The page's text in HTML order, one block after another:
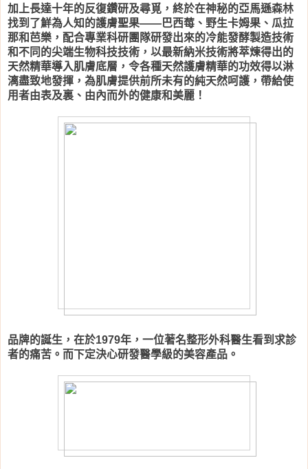
加上長達十年的反復鑽研及尋覓，終於在神秘的亞馬遜森林
找到了鮮為人知的護膚聖果——巴西莓、野生卡姆果、瓜拉
那和芭樂，配合專業科研團隊研發出來的冷能發酵製造技術
和不同的尖端生物科技技術，以最新納米技術將萃煉得出的
天然精華導入肌膚底層，令各種天然護膚精華的功效得以淋
漓盡致地發揮，為肌膚提供前所未有的純天然呵護，帶給使
用者由表及裏、由內而外的健康和美麗！
品牌的誕生，在於1979年，一位著名整形外科醫生看到求診
者的痛苦。而下定決心研發醫學級的美容產品。